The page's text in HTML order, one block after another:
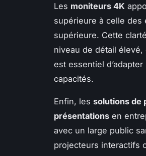
Les moniteurs 4K
supérieure à celle des
supérieure. Cette
niveau de détail
est essentiel
capacités.
Enfin, les solutions de
présentations en
avec un large public
projecteurs interactifs